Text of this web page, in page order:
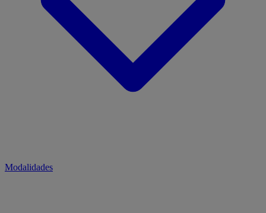
Modalidades